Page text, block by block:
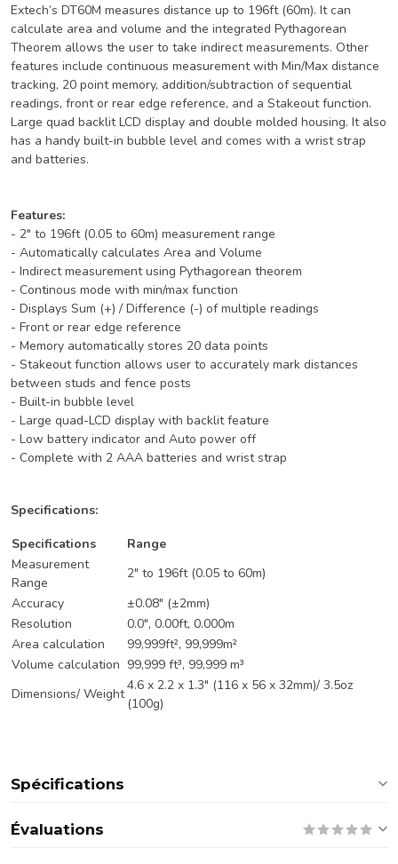
Extech’s DT60M measures distance up to 196ft (60m). It can
calculate area and volume and the integrated Pythagorean
Theorem allows the user to take indirect measurements. Other
features include continuous measurement with Min/Max distance
tracking, 20 point memory, addition/subtraction of sequential
readings, front or rear edge reference, and a Stakeout function.
Large quad backlit LCD display and double molded housing. It also
has a handy built-in bubble level and comes with a wrist strap
and batteries.
Features:
- 2" to 196ft (0.05 to 60m) measurement range
- Automatically calculates Area and Volume
- Indirect measurement using Pythagorean theorem
- Continous mode with min/max function
- Displays Sum (+) / Difference (-) of multiple readings
- Front or rear edge reference
- Memory automatically stores 20 data points
- Stakeout function allows user to accurately mark distances
between studs and fence posts
- Built-in bubble level
- Large quad-LCD display with backlit feature
- Low battery indicator and Auto power off
- Complete with 2 AAA batteries and wrist strap
Specifications:
Specifications
Range
Measurement
Range
2" to 196ft (0.05 to 60m)
Accuracy
±0.08" (±2mm)
Resolution
0.0", 0.00ft, 0.000m
Area calculation
99,999ft², 99,999m²
Volume calculation 99,999 ft³, 99,999 m³
Dimensions/ Weight
4.6 x 2.2 x 1.3" (116 x 56 x 32mm)/ 3.5oz
(100g)
Spécifications
Évaluations